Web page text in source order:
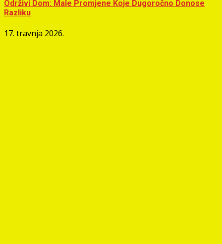
Održivi Dom: Male Promjene Koje Dugoročno Donose
Razliku
17. travnja 2026.